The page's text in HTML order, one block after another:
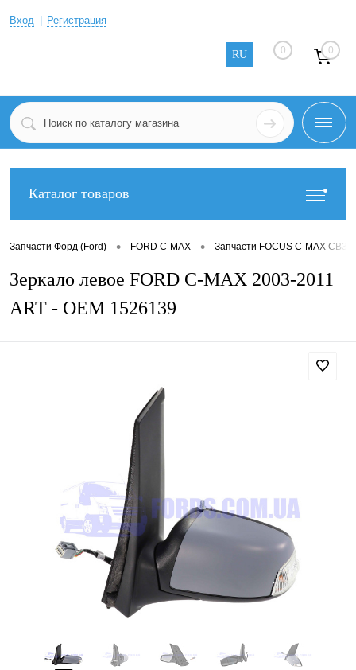
Вход Регистрация
RU 0 0
Каталог товаров
Запчасти Форд (Ford) • FORD C-MAX • Запчасти FOCUS C-MAX CB3
Зеркало левое FORD C-MAX 2003-2011
ART - OEM 1526139